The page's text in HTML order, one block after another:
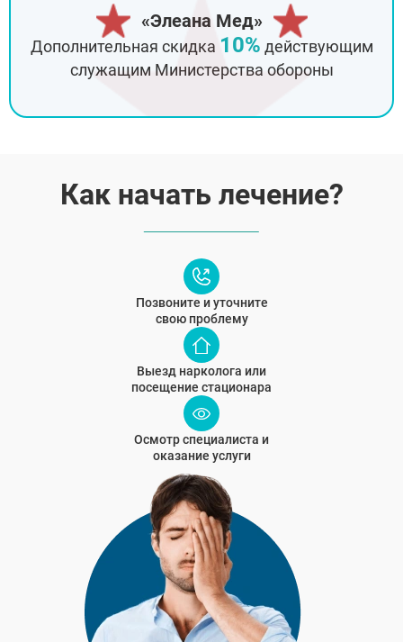
«Элеана Мед»
Дополнительная скидка 10% действующим
служащим Министерства обороны
Как начать лечение?
Позвоните и уточните
свою проблему
Выезд нарколога или
посещение стационара
Осмотр специалиста и
оказание услуги